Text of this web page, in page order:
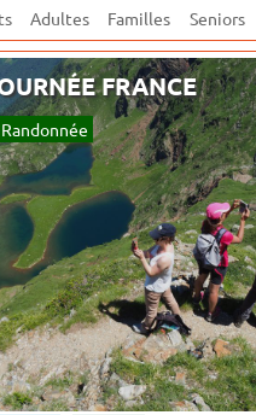
Adultes Familles Seniors
FRANCE
Randonnée